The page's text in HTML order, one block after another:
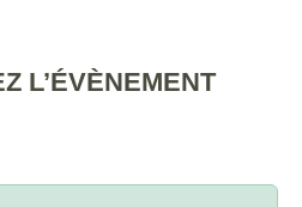
L’ÉVÈNEMENT